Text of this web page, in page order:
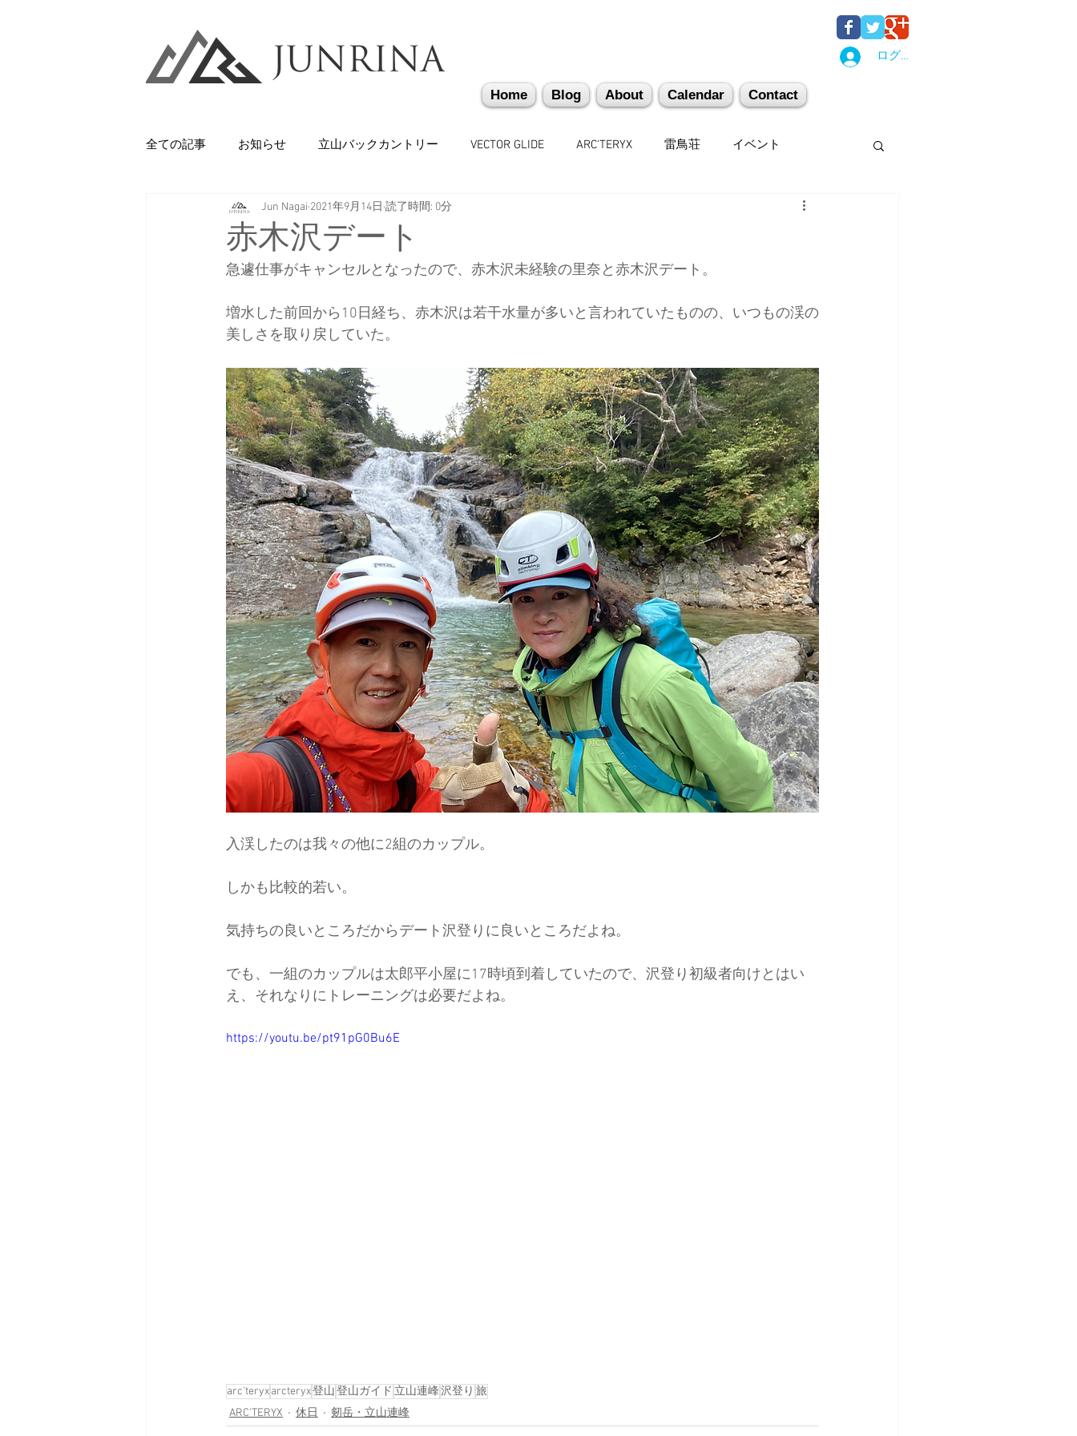
ログイン
Home Blog About Calendar Contact
全ての記事 お知らせ 立山バックカントリー VECTOR GLIDE ARC'TERYX 雷鳥荘 イベント
Backcountry 八甲田山 かぐらバックカントリー
石井スポーツ 休日 美味しいもの バックカントリーギア 山道具 勉強会
剱岳・立山連峰 西上州の山々
日本バックカントリースキーガイド協会 中央アルプス 展示会 Sweet Protection
赤木沢デート
Jun Nagai 2021年9月14日 読了時間: 0分
急遽仕事がキャンセルとなったので、赤木沢未経験の里奈と赤木沢デート。
増水した前回から10日経ち、赤木沢は若干水量が多いと言われていたものの、いつもの渓の
美しさを取り戻していた。
入渓したのは我々の他に2組のカップル。
しかも比較的若い。
気持ちの良いところだからデート沢登りに良いところだよね。
でも、一組のカップルは太郎平小屋に17時頃到着していたので、沢登り初級者向けとはい
え、それなりにトレーニングは必要だよね。
https://youtu.be/pt91pG0Bu6E
arc'teryxarcteryx登山登山ガイド 立山連峰沢登り 旅
ARC'TERYX
休日 剱岳・立山連峰